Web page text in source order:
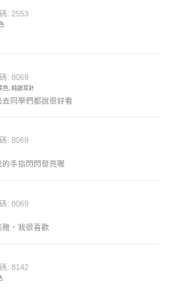
: 2553
: 8069
色, 純銀耳針
同學們都說很好看
: 8069
手指閃閃發亮喔
: 8069
，我很喜歡
: 8142